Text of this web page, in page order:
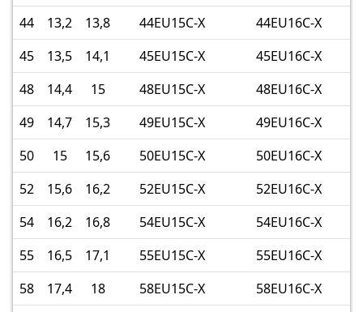
44
13,2 13,8 44EU15C-X
44EU16C-X
45
13,5 14,1 45EU15C-X
45EU16C-X
48
14,4 15 48EU15C-X
48EU16C-X
49
14,7 15,3 49EU15C-X
49EU16C-X
50
15 15,6 50EU15C-X
50EU16C-X
52
15,6 16,2 52EU15C-X
52EU16C-X
54
16,2 16,8 54EU15C-X
54EU16C-X
55
16,5 17,1 55EU15C-X
55EU16C-X
58
17,4 18 58EU15C-X
58EU16C-X